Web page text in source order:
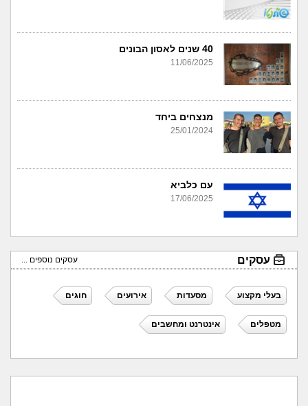
40 שנים לאסון הבונים
11/06/2025
מנצחים ביחד
25/01/2024
עם כלביא
17/06/2025
עסקים עסקים נוספים ...
בעלי מקצוע מסעדות אירועים חוגים
מטפלים אינטרנט ומחשבים